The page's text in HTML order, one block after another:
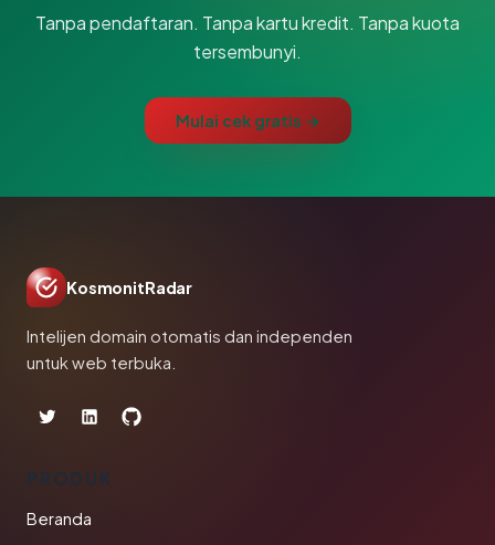
Tanpa pendaftaran. Tanpa kartu kredit. Tanpa kuota
tersembunyi.
Mulai cek gratis →
KosmonitRadar
Intelijen domain otomatis dan independen
untuk web terbuka.
PRODUK
Beranda